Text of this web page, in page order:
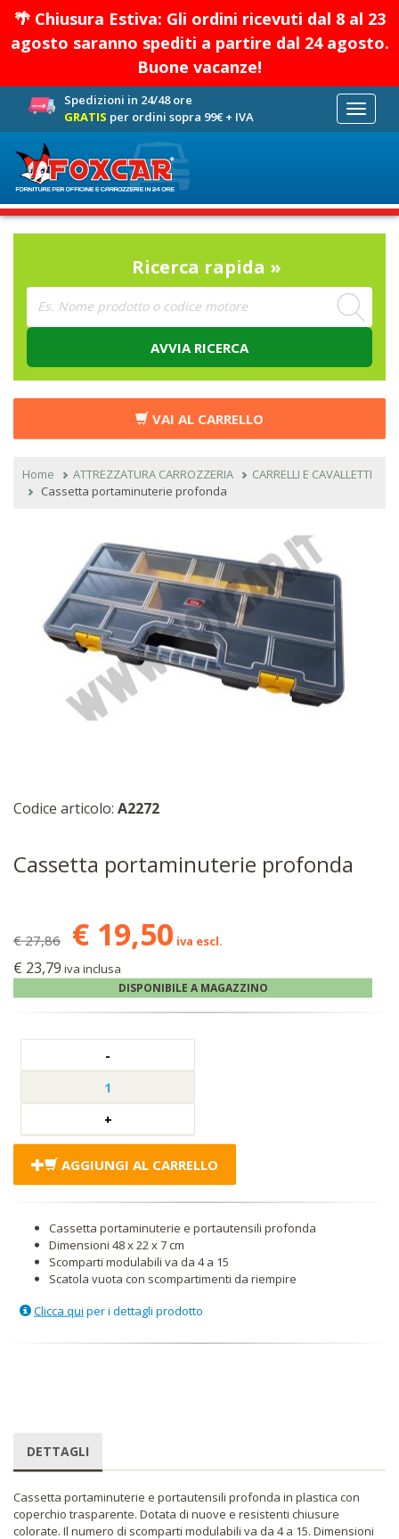
🌴 Chiusura Estiva: Gli ordini ricevuti dal 8 al 23
agosto saranno spediti a partire dal 24 agosto.
Buone vacanze!
Spedizioni in 24/48 ore
GRATIS per ordini sopra 99€ + IVA
Toggle
Ricerca rapida »
AVVIA RICERCA
VAI AL CARRELLO
Home ATTREZZATURA CARROZZERIA
CARRELLI E CAVALLETTI
Cassetta portaminuterie profonda
Codice articolo: A2272
Cassetta portaminuterie profonda
€ 27,86 € 19,50 iva escl.
€ 23,79 iva inclusa
DISPONIBILE A MAGAZZINO
AGGIUNGI AL CARRELLO
Cassetta portaminuterie e portautensili profonda
Dimensioni 48 x 22 x 7 cm
Scomparti modulabili va da 4 a 15
Scatola vuota con scompartimenti da riempire
Clicca qui per i dettagli prodotto
DETTAGLI
Cassetta portaminuterie e portautensili profonda in plastica con
coperchio trasparente. Dotata di nuove e resistenti chiusure
colorate. Il numero di scomparti modulabili va da 4 a 15. Dimensioni